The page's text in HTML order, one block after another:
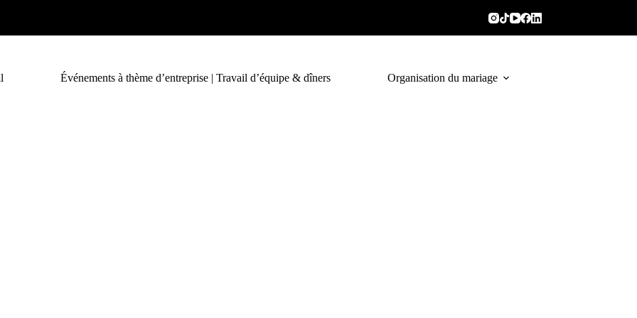
Événements à thème d’entreprise | Travail d’équipe & dîners Organisation du mariage